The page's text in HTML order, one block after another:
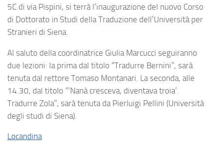
5C di via Pispini, si terrà l’inaugurazione del nuovo Corso
di Dottorato in Studi della Traduzione dell’Università per
Stranieri di Siena.
Al saluto della coordinatrice Giulia Marcucci seguiranno
due lezioni: la prima dal titolo “Tradurre Bernini”, sarà
tenuta dal rettore Tomaso Montanari. La seconda, alle
14.30, dal titolo “‘Nanà cresceva, diventava troia’.
Tradurre Zola”, sarà tenuta da Pierluigi Pellini (Università
degli studi di Siena).
Locandina